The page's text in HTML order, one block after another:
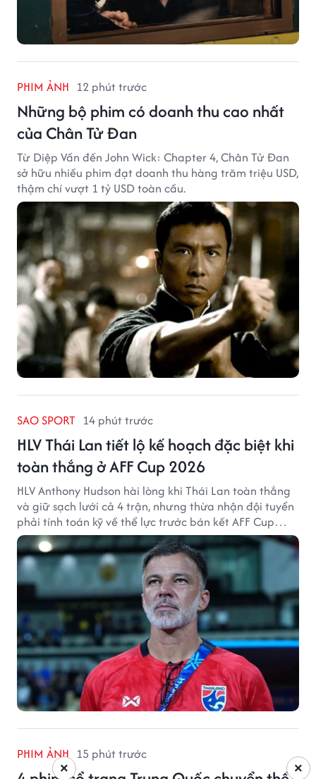
PHIM ẢNH 12 phút trước
Những bộ phim có doanh thu cao nhất
của Chân Tử Đan
Từ Diệp Vấn đến John Wick: Chapter 4, Chân Tử Đan
sở hữu nhiều phim đạt doanh thu hàng trăm triệu USD,
thậm chí vượt 1 tỷ USD toàn cầu.
SAO SPORT 14 phút trước
HLV Thái Lan tiết lộ kế hoạch đặc biệt khi
toàn thắng ở AFF Cup 2026
HLV Anthony Hudson hài lòng khi Thái Lan toàn thắng
và giữ sạch lưới cả 4 trận, nhưng thừa nhận đội tuyển
phải tính toán kỹ về thể lực trước bán kết AFF Cup
2026.
PHIM ẢNH 15 phút trước
×
×